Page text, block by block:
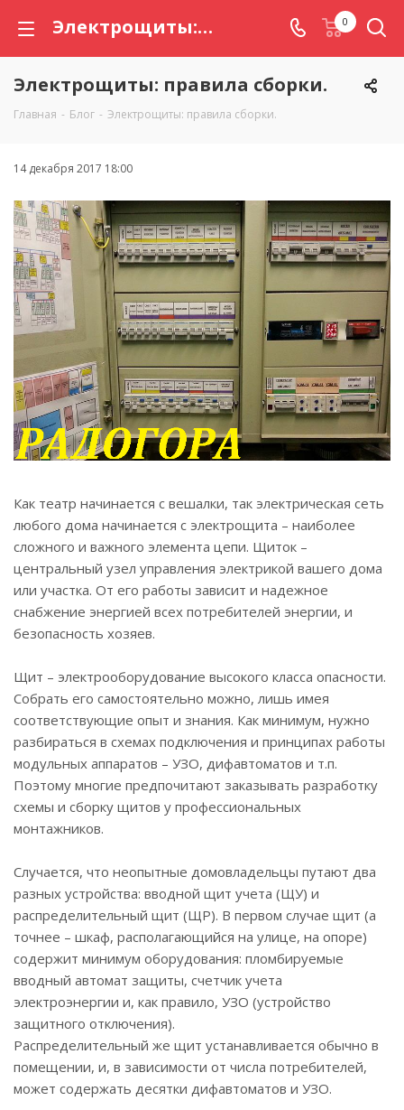
Электрощиты: правила сборки. 0
Электрощиты: правила сборки.
Главная - Блог - Электрощиты: правила сборки.
14 декабря 2017 18:00
Как театр начинается с вешалки, так электрическая сеть
любого дома начинается с электрощита – наиболее
сложного и важного элемента цепи. Щиток –
центральный узел управления электрикой вашего дома
или участка. От его работы зависит и надежное
снабжение энергией всех потребителей энергии, и
безопасность хозяев.
Щит – электрооборудование высокого класса опасности.
Собрать его самостоятельно можно, лишь имея
соответствующие опыт и знания. Как минимум, нужно
разбираться в схемах подключения и принципах работы
модульных аппаратов – УЗО, дифавтоматов и т.п.
Поэтому многие предпочитают заказывать разработку
схемы и сборку щитов у профессиональных
монтажников.
Случается, что неопытные домовладельцы путают два
разных устройства: вводной щит учета (ЩУ) и
распределительный щит (ЩР). В первом случае щит (а
точнее – шкаф, располагающийся на улице, на опоре)
содержит минимум оборудования: пломбируемые
вводный автомат защиты, счетчик учета
электроэнергии и, как правило, УЗО (устройство
защитного отключения).
Распределительный же щит устанавливается обычно в
помещении, и, в зависимости от числа потребителей,
может содержать десятки дифавтоматов и УЗО.